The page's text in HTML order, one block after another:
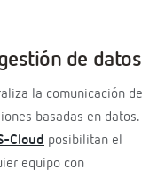
de datos
la comunicación de
basadas en datos.
Cloud posibilitan el
equipo con